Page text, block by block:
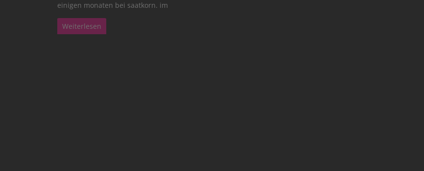
einigen monaten bei saatkorn. im
Weiterlesen